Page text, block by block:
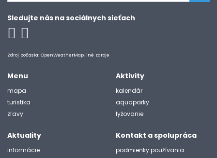
Sledujte nás na sociálnych sieťach
Zdroj počasia: OpenWeatherMap, iné zdroje
Menu
mapa
turistika
zľavy
Aktivity
kalendár
aquaparky
lyžovanie
Aktuality
informácie
Kontakt a spolupráca
podmienky používania